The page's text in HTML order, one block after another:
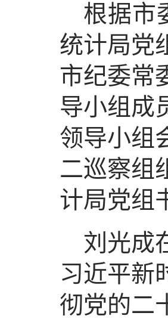
根据市
统计局党
市纪委常
导小组成
领导小组
二巡察组
计局党组
刘光成
习近平新
彻党的二